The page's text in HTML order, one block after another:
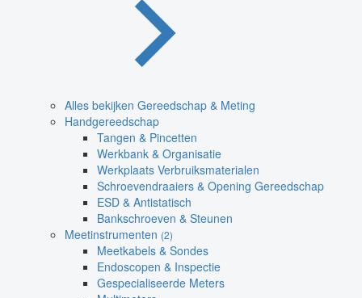
Alles bekijken Gereedschap & Meting
Handgereedschap
Tangen & Pincetten
Werkbank & Organisatie
Werkplaats Verbruiksmaterialen
Schroevendraaiers & Opening Gereedschap
ESD & Antistatisch
Bankschroeven & Steunen
Meetinstrumenten (2)
Meetkabels & Sondes
Endoscopen & Inspectie
Gespecialiseerde Meters